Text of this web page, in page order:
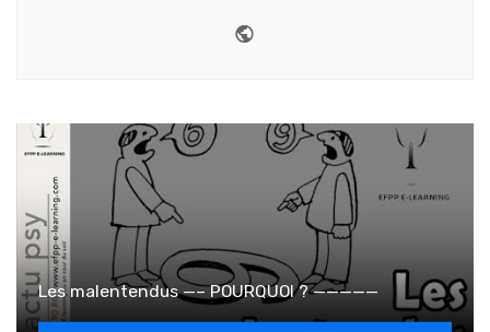
Les malentendus —– POURQUOI ? —————